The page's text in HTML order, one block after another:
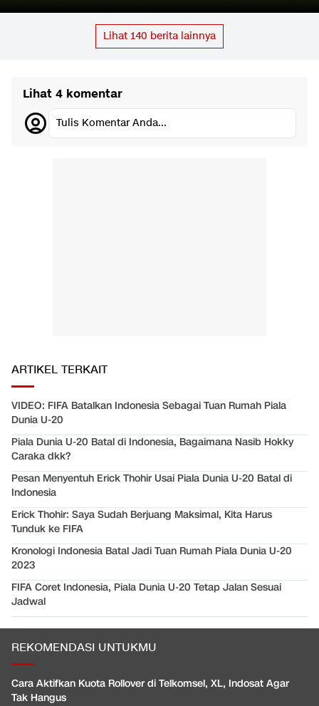
Lihat 140 berita lainnya
Lihat 4 komentar
Tulis Komentar Anda...
ARTIKEL TERKAIT
VIDEO: FIFA Batalkan Indonesia Sebagai Tuan Rumah Piala
Dunia U-20
Piala Dunia U-20 Batal di Indonesia, Bagaimana Nasib Hokky
Caraka dkk?
Pesan Menyentuh Erick Thohir Usai Piala Dunia U-20 Batal di
Indonesia
Erick Thohir: Saya Sudah Berjuang Maksimal, Kita Harus
Tunduk ke FIFA
Kronologi Indonesia Batal Jadi Tuan Rumah Piala Dunia U-20
2023
FIFA Coret Indonesia, Piala Dunia U-20 Tetap Jalan Sesuai
Jadwal
REKOMENDASI UNTUKMU
Cara Aktifkan Kuota Rollover di Telkomsel, XL, Indosat Agar
Tak Hangus